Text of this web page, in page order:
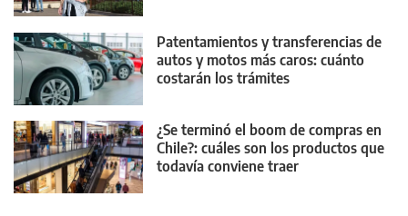
Patentamientos y transferencias de
autos y motos más caros: cuánto
costarán los trámites
¿Se terminó el boom de compras en
Chile?: cuáles son los productos que
todavía conviene traer